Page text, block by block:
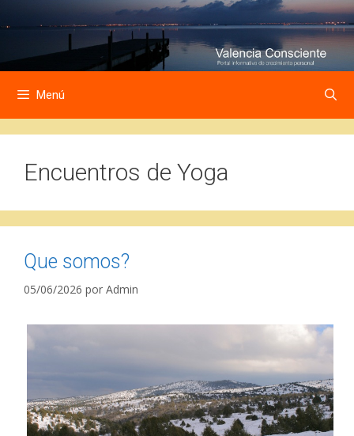
al
al
Menú
Encuentros de Yoga
Que somos?
05/06/2026 por Admin